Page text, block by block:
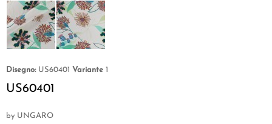
Disegno: US60401 Variante 1
US60401
by UNGARO